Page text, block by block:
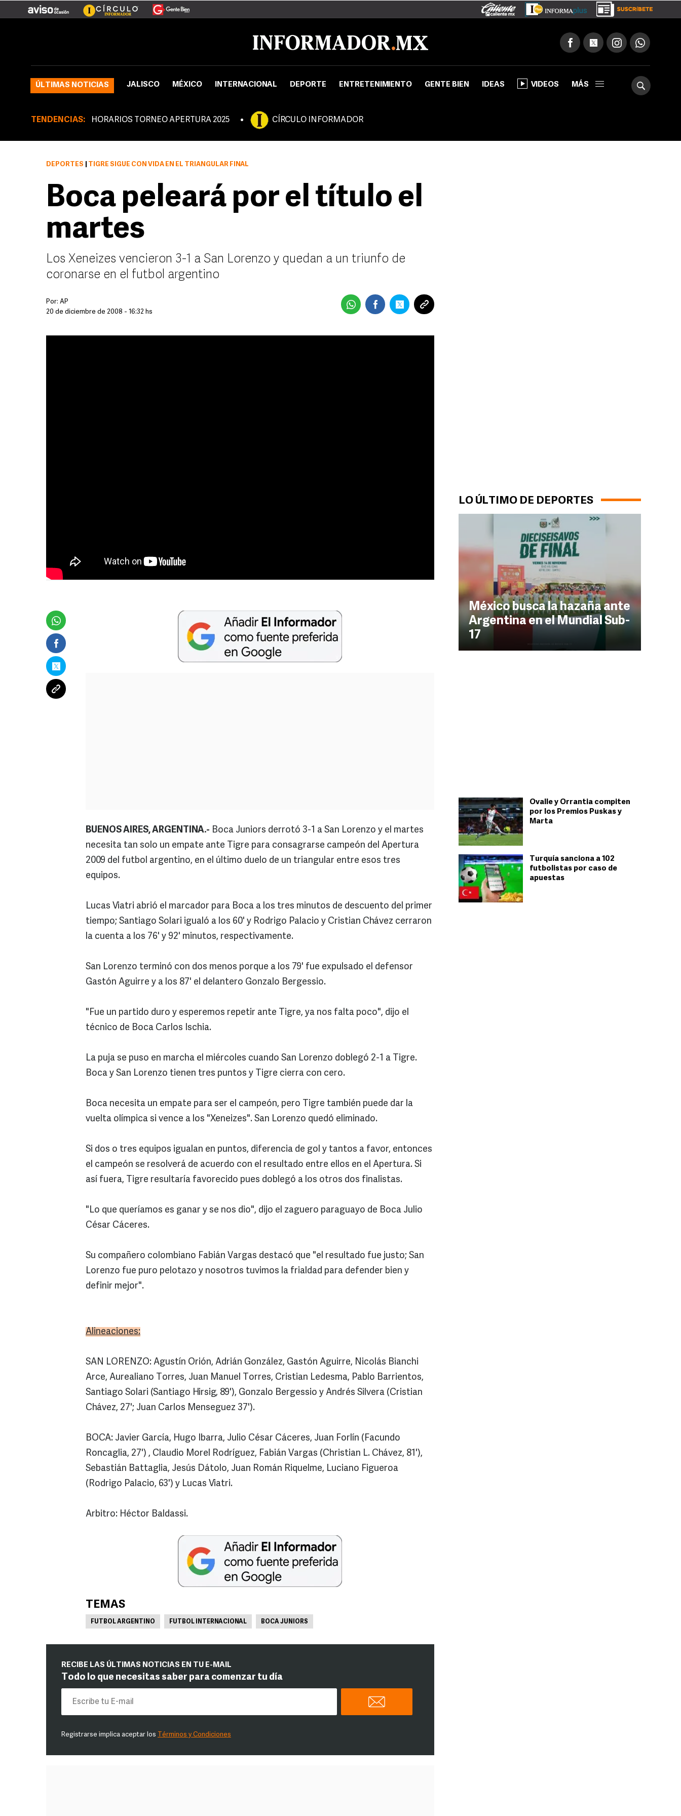
ÚLTIMAS NOTICIAS JALISCO MÉXICO INTERNACIONAL DEPORTE ENTRETENIMIENTO GENTE BIEN IDEAS VIDEOS MÁS
TENDENCIAS: HORARIOS TORNEO APERTURA 2025 CÍRCULO INFORMADOR
LO ÚLTIMO DE DEPORTES
México busca la hazaña ante
Argentina en el Mundial Sub-
17
Ovalle y Orrantia compiten
por los Premios Puskas y
Marta
Turquía sanciona a 102
futbolistas por caso de
apuestas
DEPORTES TIGRE SIGUE CON VIDA EN EL TRIANGULAR FINAL
Boca peleará por el título el
martes
Los Xeneizes vencieron 3-1 a San Lorenzo y quedan a un triunfo de
coronarse en el futbol argentino
Por: AP
20 de diciembre de 2008 - 16:32 hs
BUENOS AIRES, ARGENTINA.- Boca Juniors derrotó 3-1 a San Lorenzo y el martes
necesita tan solo un empate ante Tigre para consagrarse campeón del Apertura
2009 del futbol argentino, en el último duelo de un triangular entre esos tres
equipos.
Lucas Viatri abrió el marcador para Boca a los tres minutos de descuento del primer
tiempo; Santiago Solari igualó a los 60' y Rodrigo Palacio y Cristian Chávez cerraron
la cuenta a los 76' y 92' minutos, respectivamente.
San Lorenzo terminó con dos menos porque a los 79' fue expulsado el defensor
Gastón Aguirre y a los 87' el delantero Gonzalo Bergessio.
"Fue un partido duro y esperemos repetir ante Tigre, ya nos falta poco", dijo el
técnico de Boca Carlos Ischia.
La puja se puso en marcha el miércoles cuando San Lorenzo doblegó 2-1 a Tigre.
Boca y San Lorenzo tienen tres puntos y Tigre cierra con cero.
Boca necesita un empate para ser el campeón, pero Tigre también puede dar la
vuelta olímpica si vence a los "Xeneizes". San Lorenzo quedó eliminado.
Si dos o tres equipos igualan en puntos, diferencia de gol y tantos a favor, entonces
el campeón se resolverá de acuerdo con el resultado entre ellos en el Apertura. Si
así fuera, Tigre resultaría favorecido pues doblegó a los otros dos finalistas.
"Lo que queríamos es ganar y se nos dio", dijo el zaguero paraguayo de Boca Julio
César Cáceres.
Su compañero colombiano Fabián Vargas destacó que "el resultado fue justo; San
Lorenzo fue puro pelotazo y nosotros tuvimos la frialdad para defender bien y
definir mejor".
Alineaciones:
SAN LORENZO: Agustín Orión, Adrián González, Gastón Aguirre, Nicolás Bianchi
Arce, Aurealiano Torres, Juan Manuel Torres, Cristian Ledesma, Pablo Barrientos,
Santiago Solari (Santiago Hirsig, 89'), Gonzalo Bergessio y Andrés Silvera (Cristian
Chávez, 27'; Juan Carlos Menseguez 37').
BOCA: Javier García, Hugo Ibarra, Julio César Cáceres, Juan Forlín (Facundo
Roncaglia, 27') , Claudio Morel Rodríguez, Fabián Vargas (Christian L. Chávez, 81'),
Sebastián Battaglia, Jesús Dátolo, Juan Román Riquelme, Luciano Figueroa
(Rodrigo Palacio, 63') y Lucas Viatri.
Arbitro: Héctor Baldassi.
TEMAS
FUTBOL ARGENTINO FUTBOL INTERNACIONAL BOCA JUNIORS
RECIBE LAS ÚLTIMAS NOTICIAS EN TU E-MAIL
Todo lo que necesitas saber para comenzar tu día
Registrarse implica aceptar los Términos y Condiciones